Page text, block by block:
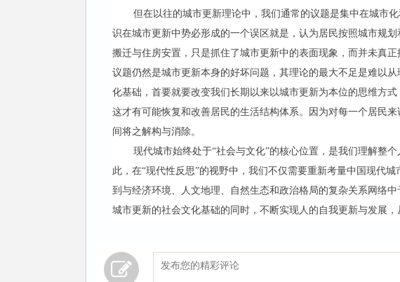
但在以往的城市更新理论中，我们通常的议题是集中在城市
识在城市更新中势必形成的一个误区就是，认为居民按照城市规
搬迁与住房安置，只是抓住了城市更新中的表面现象，而并未真
议题仍然是城市更新本身的好坏问题，其理论的最大不足是难以
化基础，首要就要改变我们长期以来以城市更新为本位的思维方
这才有可能恢复和改善居民的生活结构体系。因为对每一个居民
间将之解构与消除。
现代城市始终处于“社会与文化”的核心位置，是我们理解整
此，在“现代性反思”的视野中，我们不仅需要重新考量中国现代
到与经济环境、人文地理、自然生态和政治格局的复杂关系网络
城市更新的社会文化基础的同时，不断实现人的自我更新与发展